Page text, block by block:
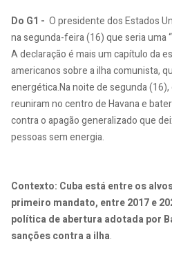
Do G1 - O presidente dos Estados
na segunda-feira (16) que seria uma
A declaração é mais um capítulo da
americanos sobre a ilha comunista,
energética.Na noite de segunda
reuniram no centro de Havana e
contra o apagão generalizado que
pessoas sem energia.
Contexto: Cuba está entre os
primeiro mandato, entre 2017 e
política de abertura adotada por
sanções contra a ilha.